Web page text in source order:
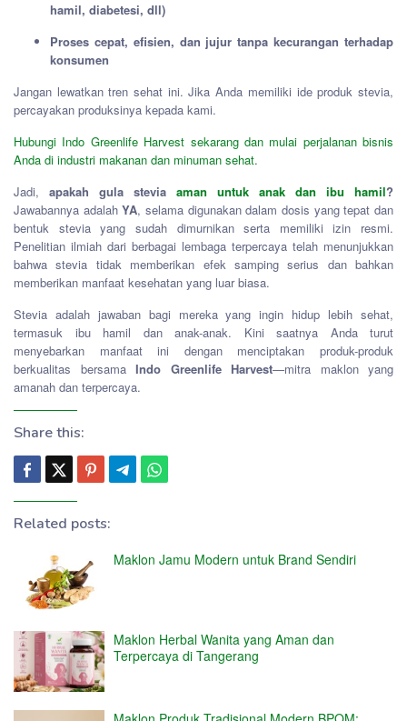
hamil, diabetesi, dll)
Proses cepat, efisien, dan jujur tanpa kecurangan terhadap
konsumen
Jangan lewatkan tren sehat ini. Jika Anda memiliki ide produk stevia,
percayakan produksinya kepada kami.
Hubungi Indo Greenlife Harvest sekarang dan mulai perjalanan bisnis
Anda di industri makanan dan minuman sehat.
Jadi, apakah gula stevia aman untuk anak dan ibu hamil?
Jawabannya adalahYA, selama digunakan dalam dosis yang tepat dan
bentuk stevia yang sudah dimurnikan serta memiliki izin resmi.
Penelitian ilmiah dari berbagai lembaga terpercaya telah menunjukkan
bahwa stevia tidak memberikan efek samping serius dan bahkan
memberikan manfaat kesehatan yang luar biasa.
Stevia adalah jawaban bagi mereka yang ingin hidup lebih sehat,
termasuk ibu hamil dan anak-anak. Kini saatnya Anda turut
menyebarkan manfaat ini dengan menciptakan produk-produk
berkualitas bersama Indo Greenlife Harvest—mitra maklon yang
amanah dan terpercaya.
Share this:
Related posts:
Maklon Jamu Modern untuk Brand Sendiri
Maklon Herbal Wanita yang Aman dan
Terpercaya di Tangerang